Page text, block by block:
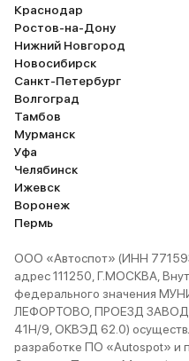
Краснодар
Ростов-на-Дону
Нижний Новгород
Новосибирск
Санкт-Петербург
Волгоград
Тамбов
Мурманск
Уфа
Челябинск
Ижевск
Воронеж
Пермь
ООО «Автоспот» (ИНН
адрес 111250, Г.МОСКВА,
федерального значения
ЛЕФОРТОВО, ПРОЕЗД
41Н/9, ОКВЭД 62.0)
разработке ПО «Autospot» и